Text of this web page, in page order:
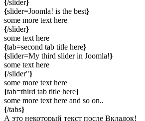
{/slider}
{slider=Joomla! is the best}
some more text here
{/slider}
some text here
{tab=second tab title here}
{slider=My third slider in Joomla!}
some text here
{/slider"}
some more text here
{tab=third tab title here}
some more text here and so on..
{/tabs}
А это некоторый текст после Вкладок!